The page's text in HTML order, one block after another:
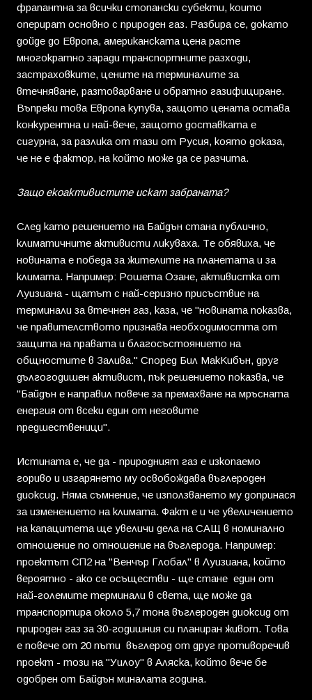
фрапантна за всички стопански субекти, които
оперират основно с природен газ. Разбира се, докато
дойде до Европа, американската цена расте
многократно заради транспортните разходи,
застраховките, цените на терминалите за
втечняване, разтоварване и обратно газифициране.
Въпреки това Европа купува, защото цената остава
конкурентна и най-вече, защото доставката е
сигурна, за разлика от тази от Русия, която доказа,
че не е фактор, на който може да се разчита.
Защо екоактивистите искат забраната?
След като решението на Байдън стана публично,
климатичните активисти ликуваха. Те обявиха, че
новината е победа за жителите на планетата и за
климата. Например: Рошета Озане, активистка от
Луизиана - щатът с най-серизно присъствие на
терминали за втечнен газ, каза, че "новината показва,
че правителството признава необходимостта от
защита на правата и благосъстоянието на
общностите в Залива." Според Бил МакКибън, друг
дългогодишен активист, пък решението показва, че
"Байдън е направил повече за премахване на мръсната
енергия от всеки един от неговите
предшественици".
Истината е, че да - природният газ е изкопаемо
гориво и изгарянето му освобождава въглероден
диоксид. Няма съмнение, че използването му допринася
за изменението на климата. Факт е и че увеличението
на капацитета ще увеличи дела на САЩ в номинално
отношение по отношение на въглерода. Например:
проектът СП2 на "Венчър Глобал" в Луизиана, който
вероятно - ако се осъществи - ще стане един от
най-големите терминали в света, ще може да
транспортира около 5,7 тона въглероден диоксид от
природен газ за 30-годишния си планиран живот. Това
е повече от 20 пъти въглерод от друг противоречив
проект - този на "Уилоу" в Аляска, който вече бе
одобрен от Байдън миналата година.